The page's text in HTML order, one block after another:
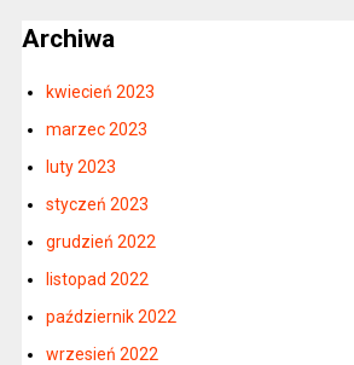
Archiwa
kwiecień 2023
marzec 2023
luty 2023
styczeń 2023
grudzień 2022
listopad 2022
październik 2022
wrzesień 2022